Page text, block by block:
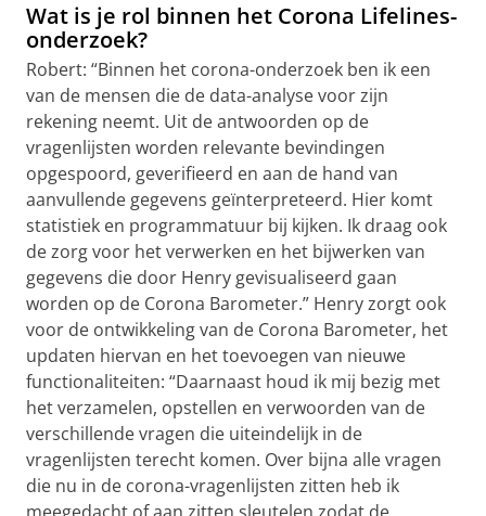
Wat is je rol binnen het Corona Lifelines-
onderzoek?
Robert: “Binnen het corona-onderzoek ben ik een
van de mensen die de data-analyse voor zijn
rekening neemt. Uit de antwoorden op de
vragenlijsten worden relevante bevindingen
opgespoord, geverifieerd en aan de hand van
aanvullende gegevens geïnterpreteerd. Hier komt
statistiek en programmatuur bij kijken. Ik draag ook
de zorg voor het verwerken en het bijwerken van
gegevens die door Henry gevisualiseerd gaan
worden op de Corona Barometer.” Henry zorgt ook
voor de ontwikkeling van de Corona Barometer, het
updaten hiervan en het toevoegen van nieuwe
functionaliteiten: “Daarnaast houd ik mij bezig met
het verzamelen, opstellen en verwoorden van de
verschillende vragen die uiteindelijk in de
vragenlijsten terecht komen. Over bijna alle vragen
die nu in de corona-vragenlijsten zitten heb ik